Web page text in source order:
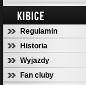
KIBICE
Regulamin
Historia
Wyjazdy
Fan cluby